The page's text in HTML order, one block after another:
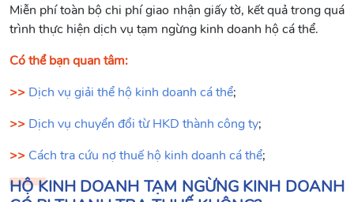
Miễn phí toàn bộ chi phí giao nhận giấy tờ, kết quả trong quá
trình thực hiện dịch vụ tạm ngừng kinh doanh hộ cá thể.
Có thể bạn quan tâm:
>> Dịch vụ giải thể hộ kinh doanh cá thể;
>> Dịch vụ chuyển đổi từ HKD thành công ty;
>> Cách tra cứu nợ thuế hộ kinh doanh cá thể;
HỘ KINH DOANH TẠM NGỪNG KINH DOANH